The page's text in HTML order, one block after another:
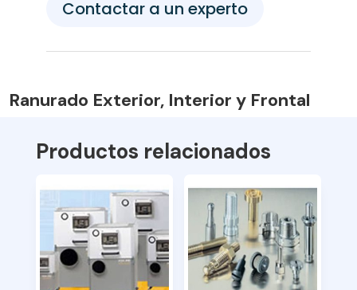
Contactar a un experto
Ranurado Exterior, Interior y Frontal
Productos relacionados